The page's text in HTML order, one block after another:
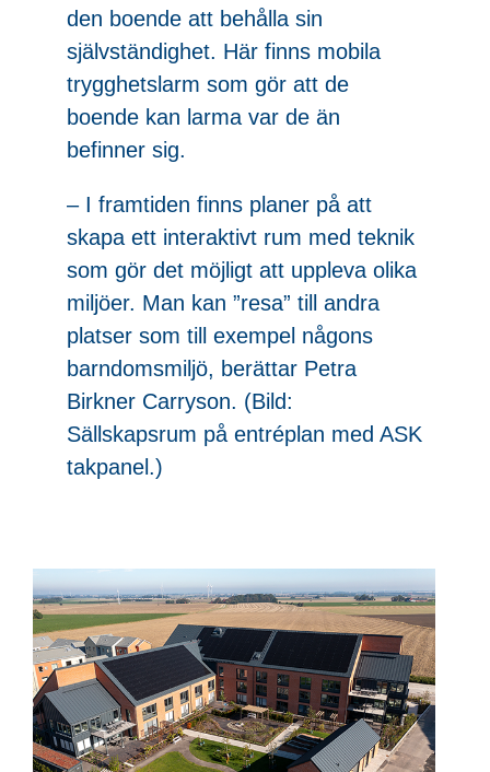
den boende att behålla sin
självständighet. Här finns mobila
trygghetslarm som gör att de
boende kan larma var de än
befinner sig.
– I framtiden finns planer på att
skapa ett interaktivt rum med teknik
som gör det möjligt att uppleva olika
miljöer. Man kan ”resa” till andra
platser som till exempel någons
barndomsmiljö, berättar Petra
Birkner Carryson. (Bild:
Sällskapsrum på entréplan med ASK
takpanel.)